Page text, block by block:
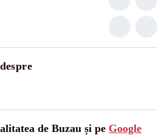
de Buzau și pe Google